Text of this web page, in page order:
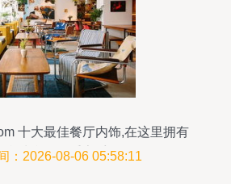
十大最佳餐厅内饰,在这里拥有
觉味觉的双重享受
：2026-08-06 05:58:11